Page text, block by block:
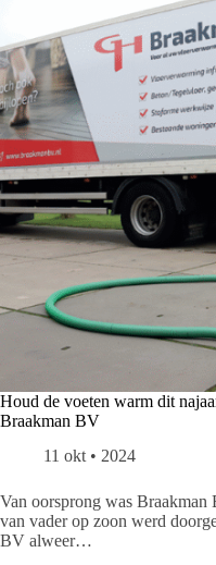
Houd de voeten warm dit
Braakman BV
11 okt • 2024
Van oorsprong was
van vader op zoon werd
BV alweer…